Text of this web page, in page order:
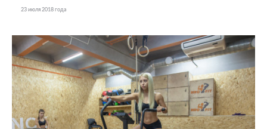
23 июля 2018 года